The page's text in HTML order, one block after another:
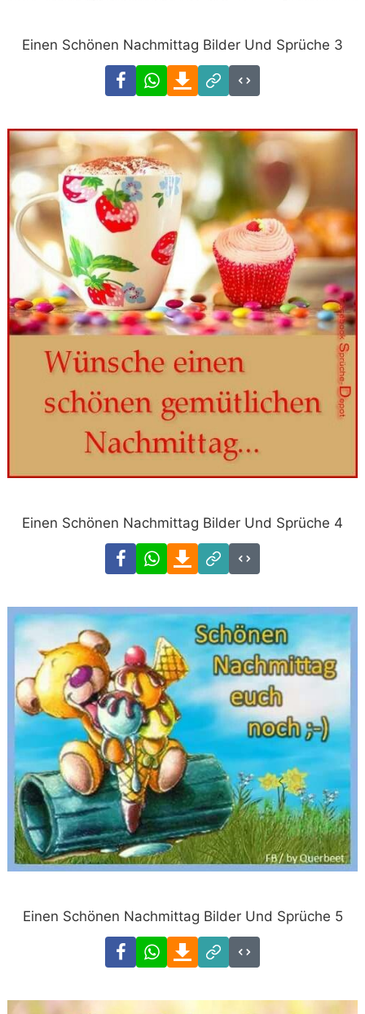
Einen Schönen Nachmittag Bilder Und Sprüche 3
FacebookWhatsAppDownload
Link
Code
Einen Schönen Nachmittag Bilder Und Sprüche 4
FacebookWhatsAppDownload
Link
Code
Einen Schönen Nachmittag Bilder Und Sprüche 5
FacebookWhatsAppDownload
Link
Code